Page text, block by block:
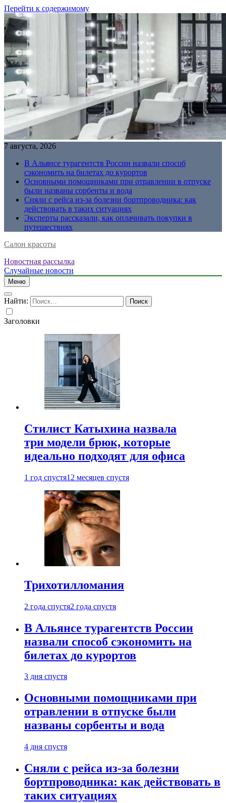
Перейти к содержимому
7 августа, 2026
В Альянсе турагентств России назвали способ
сэкономить на билетах до курортов
Основными помощниками при отравлении в отпуске
были названы сорбенты и вода
Сняли с рейса из-за болезни бортпроводника: как
действовать в таких ситуациях
Эксперты рассказали, как оплачивать покупки в
путешествиях
Салон красоты
Новостная рассылка
Случайные новости
Меню
Найти:
Заголовки
Стилист Катыхина назвала
три модели брюк, которые
идеально подходят для офиса
1 год спустя12 месяцев спустя
Трихотилломания
2 года спустя2 года спустя
В Альянсе турагентств России
назвали способ сэкономить на
билетах до курортов
3 дня спустя
Основными помощниками при
отравлении в отпуске были
названы сорбенты и вода
4 дня спустя
Сняли с рейса из-за болезни
бортпроводника: как действовать в
таких ситуациях